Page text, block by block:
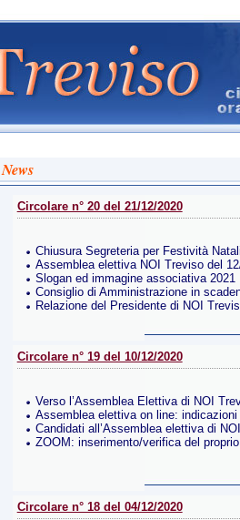
News
Circolare n° 20 del 21/12/2020
Chiusura Segreteria per Festività
Assemblea elettiva NOI Treviso del
Slogan ed immagine associativa 2021
Consiglio di Amministrazione in
Relazione del Presidente di NOI
Circolare n° 19 del 10/12/2020
Verso l’Assemblea Elettiva di NOI
Assemblea elettiva on line: indicazioni
Candidati all’Assemblea elettiva di
ZOOM: inserimento/verifica del
Circolare n° 18 del 04/12/2020